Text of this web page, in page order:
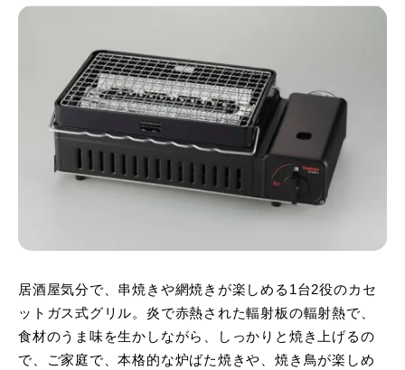
居酒屋気分で、串焼きや網焼きが楽しめる1台2役のカセ
ットガス式グリル。炎で赤熱された輻射板の輻射熱で、
食材のうま味を生かしながら、しっかりと焼き上げるの
で、ご家庭で、本格的な炉ばた焼きや、焼き鳥が楽しめ